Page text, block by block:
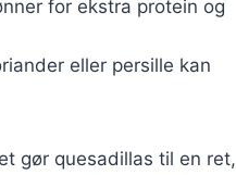
for ekstra protein og
eller persille kan
gør quesadillas til en ret,